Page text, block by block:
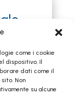
come i cookie
dispositivo. Il
dati come il
Non
su alcune
esegue
. Questa